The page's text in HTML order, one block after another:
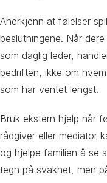
Anerkjenn at følelser
beslutningene. Når
som daglig leder,
bedriften, ikke om
som har ventet lengst.
Bruk ekstern hjelp når
rådgiver eller mediator
og hjelpe familien å se
tegn på svakhet, men